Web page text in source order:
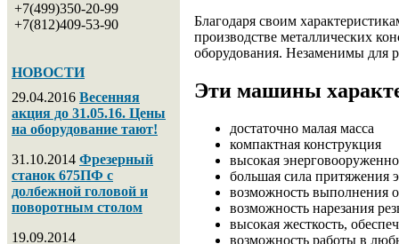
+7(499)350-20-99
+7(812)409-53-90
НОВОСТИ
29.04.2016 Весенняя
акция до 31.05.16. Цены
на оборудование тают!
31.10.2014 Фрезерный
станок 675ПФ с
долбежной головой и
поворотным столом
19.09.2014
Благодаря своим
производстве металлических
оборудования. Незаменимы для
Эти машины
достаточно малая масса
компактная конструкция
высокая
большая сила притяжения
возможность выполнения
возможность нарезания
высокая жесткость,
возможность работы в